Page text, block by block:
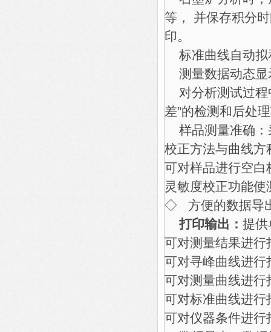
等， 并保存积分
印。
标准曲线自动拟
测量数据动态显
对分析测试过程
差”的检测和后处
样品测量准确：
校正方法与曲线方
可对样品进行空白
灵敏度校正功能
◇ 方便的数据导
打印输出： 提供
可对测量结果进行
可对寻峰曲线进行
可对测量曲线进行
可对标准曲线进行
可对仪器条件进行